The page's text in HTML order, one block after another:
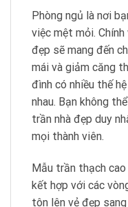
Phòng ngủ là nơi
việc mệt mỏi.
đẹp sẽ mang đến
mái và giảm căng
đình có nhiều thế
nhau. Bạn không
trần nhà đẹp duy
mọi thành viên.
Mẫu trần thạch cao
kết hợp với các
tôn lên vẻ đẹp